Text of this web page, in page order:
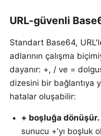
URL-güvenli
Standart Base64,
adlarının çalışma
dayanır: +, / ve =
dizesini bir bağlantıya
hatalar oluşabilir:
+ boşluğa dönüşür.
sunucu +'yı boşluk